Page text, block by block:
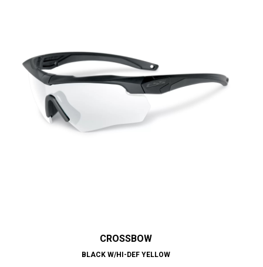
CROSSBOW
BLACK W/HI-DEF YELLOW